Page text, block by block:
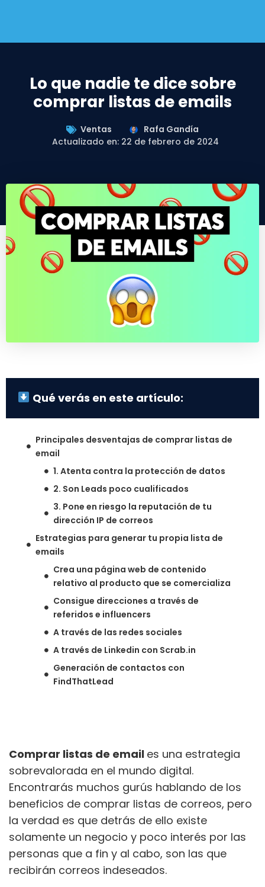
Lo que nadie te dice sobre
comprar listas de emails
Ventas
Rafa Gandía
Actualizado en: 22 de febrero de 2024
Qué verás en este artículo:
Principales desventajas de comprar listas de
email
1. Atenta contra la protección de datos
2. Son Leads poco cualificados
3. Pone en riesgo la reputación de tu
dirección IP de correos
Estrategias para generar tu propia lista de
emails
Crea una página web de contenido
relativo al producto que se comercializa
Consigue direcciones a través de
referidos e influencers
A través de las redes sociales
A través de Linkedin con Scrab.in
Generación de contactos con
FindThatLead
Comprar listas de email es una estrategia
sobrevalorada en el mundo digital.
Encontrarás muchos gurús hablando de los
beneficios de comprar listas de correos, pero
la verdad es que detrás de ello existe
solamente un negocio y poco interés por las
personas que a fin y al cabo, son las que
recibirán correos indeseados.